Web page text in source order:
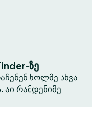
ზე
ხოლმე სხვა
აი რამდენიმე